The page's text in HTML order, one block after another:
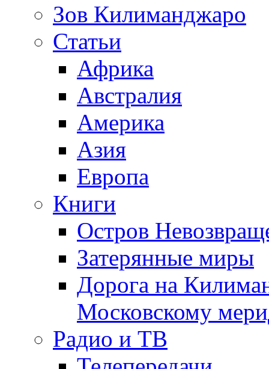
Зов Килиманджаро
Статьи
Африка
Австралия
Америка
Азия
Европа
Книги
Остров
Затерянные миры
Дорога на
Московскому
Радио и ТВ